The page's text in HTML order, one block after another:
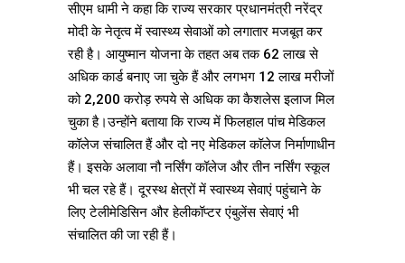
सीएम धामी ने कहा कि राज्य सरकार प्रधानमंत्री नरेंद्र
मोदी के नेतृत्व में स्वास्थ्य सेवाओं को लगातार मजबूत कर
रही है। आयुष्मान योजना के तहत अब तक 62 लाख से
अधिक कार्ड बनाए जा चुके हैं और लगभग 12 लाख मरीजों
को 2,200 करोड़ रुपये से अधिक का कैशलेस इलाज मिल
चुका है।उन्होंने बताया कि राज्य में फिलहाल पांच मेडिकल
कॉलेज संचालित हैं और दो नए मेडिकल कॉलेज निर्माणाधीन
हैं। इसके अलावा नौ नर्सिंग कॉलेज और तीन नर्सिंग स्कूल
भी चल रहे हैं। दूरस्थ क्षेत्रों में स्वास्थ्य सेवाएं पहुंचाने के
लिए टेलीमेडिसिन और हेलीकॉप्टर एंबुलेंस सेवाएं भी
संचालित की जा रही हैं।